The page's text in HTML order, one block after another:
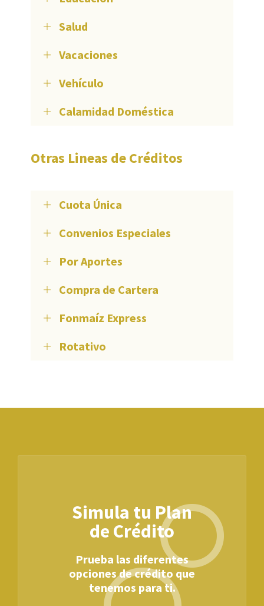
Salud
Vacaciones
Vehículo
Calamidad Doméstica
Otras Lineas de Créditos
Cuota Única
Convenios Especiales
Por Aportes
Compra de Cartera
Fonmaíz Express
Rotativo
Simula tu Plan
de Crédito
Prueba las diferentes
opciones de crédito que
tenemos para ti.